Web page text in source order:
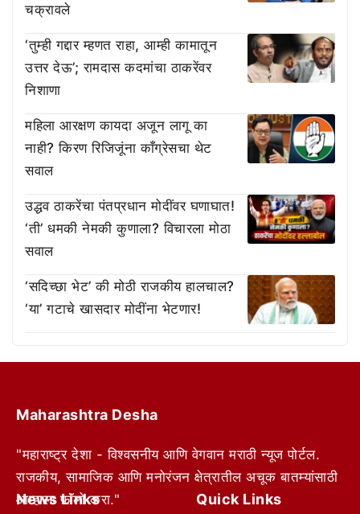
चक्रावले
‘तुम्ही गद्दार म्हणत राहा, आम्ही कामातून
उत्तर देऊ’; रामदास कदमांचा ठाकरेंवर
निशाणा
महिला आरक्षण कायदा अजून लागू का
नाही? किरण रिजिजूंना काँग्रेसचा थेट
सवाल
उद्धव ठाकरेंचा पंतप्रधान मोदींवर घणाघात!
‘ती’ धमकी नेमकी कुणाला? विचारला मोठा
सवाल
‘सदिच्छा भेट’ की मोठी राजकीय हालचाल?
‘या’ गटाचे खासदार मोदींना भेटणार!
Maharashtra Desha
"महाराष्ट्र देशा - विश्वसनीय आणि वेगवान मराठी न्यूज पोर्टल.
राजकीय, सामाजिक आणि मनोरंजन क्षेत्रातील अचूक बातम्यांसाठी
आम्हाला फॉलो करा."
News Links Quick Links